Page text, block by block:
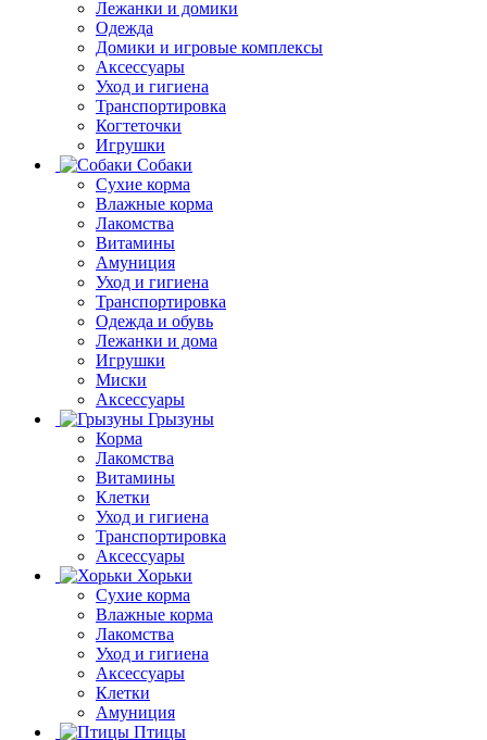
Лежанки и домики
Одежда
Домики и игровые комплексы
Аксессуары
Уход и гигиена
Транспортировка
Когтеточки
Игрушки
Собаки
Сухие корма
Влажные корма
Лакомства
Витамины
Амуниция
Уход и гигиена
Транспортировка
Одежда и обувь
Лежанки и дома
Игрушки
Миски
Аксессуары
Грызуны
Корма
Лакомства
Витамины
Клетки
Уход и гигиена
Транспортировка
Аксессуары
Хорьки
Сухие корма
Влажные корма
Лакомства
Уход и гигиена
Аксессуары
Клетки
Амуниция
Птицы